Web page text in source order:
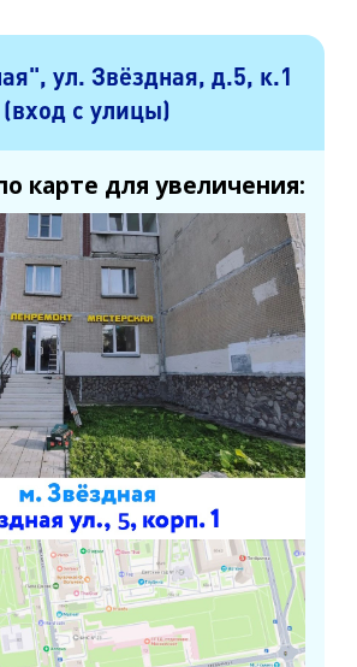
ул. Звёздная, д.5, к.1
(вход с улицы)
карте для увеличения: